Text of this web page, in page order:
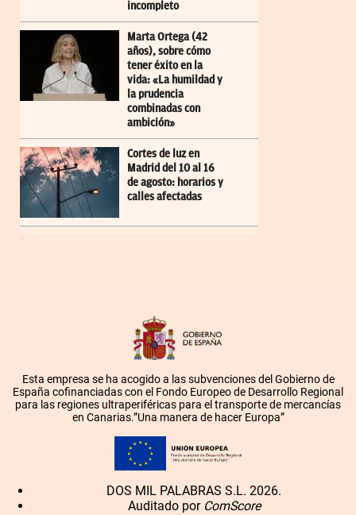
incompleto
Marta Ortega (42
años), sobre cómo
tener éxito en la
vida: «La humildad y
la prudencia
combinadas con
ambición»
Cortes de luz en
Madrid del 10 al 16
de agosto: horarios y
calles afectadas
Esta empresa se ha acogido a las subvenciones del Gobierno de
España cofinanciadas con el Fondo Europeo de Desarrollo Regional
para las regiones ultraperiféricas para el transporte de mercancías
en Canarias.”Una manera de hacer Europa”
DOS MIL PALABRAS S.L. 2026.
Auditado por ComScore